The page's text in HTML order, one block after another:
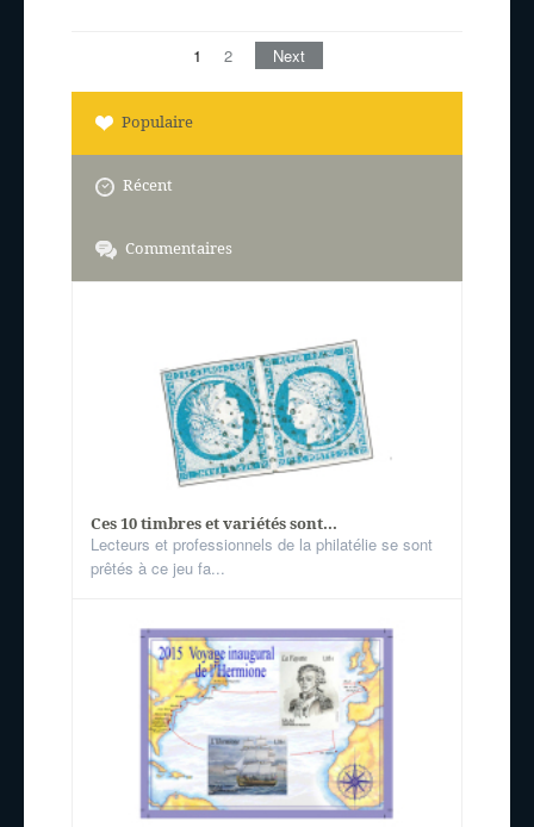
1 2 Next
Populaire
Récent
Commentaires
Ces 10 timbres et variétés sont...
Lecteurs et professionnels de la philatélie se sont
prêtés à ce jeu fa...